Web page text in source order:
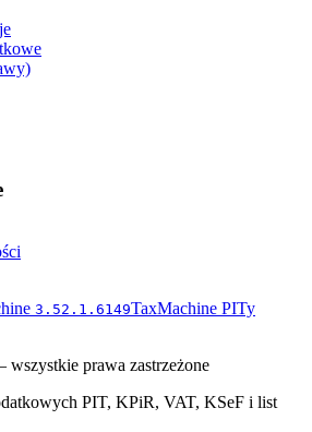
3.52.1.6149TaxMachine PITy
prawa zastrzeżone
PIT, KPiR, VAT, KSeF i list